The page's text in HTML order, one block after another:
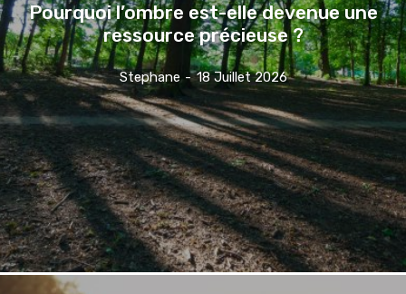
Pourquoi l’ombre est-elle devenue une
ressource précieuse ?
Stephane - 18 Juillet 2026